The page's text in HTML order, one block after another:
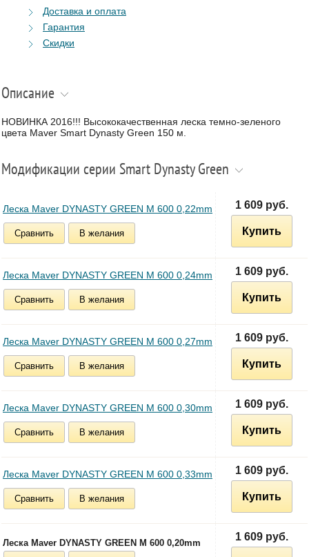
Доставка и оплата
Гарантия
Скидки
Описание
НОВИНКА 2016!!! Высококачественная леска темно-зеленого
цвета Maver Smart Dynasty Green 150 м.
Модификации серии Smart Dynasty Green
Леска Maver DYNASTY GREEN M 600 0,22mm
Сравнить В желания
1 609 руб.
Купить
Леска Maver DYNASTY GREEN M 600 0,24mm
Сравнить В желания
1 609 руб.
Купить
Леска Maver DYNASTY GREEN M 600 0,27mm
Сравнить В желания
1 609 руб.
Купить
Леска Maver DYNASTY GREEN M 600 0,30mm
Сравнить В желания
1 609 руб.
Купить
Леска Maver DYNASTY GREEN M 600 0,33mm
Сравнить В желания
1 609 руб.
Купить
Леска Maver DYNASTY GREEN М 600 0,20mm
1 609 руб.